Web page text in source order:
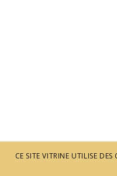
CE SITE VITRINE UTILISE